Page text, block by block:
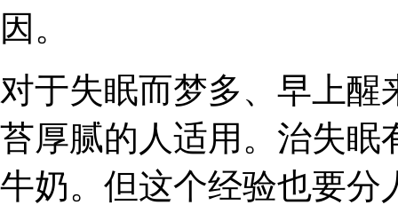
因。
对于失眠而梦多、早上
苔厚腻的人适用。治失眠
牛奶。但这个经验也要分